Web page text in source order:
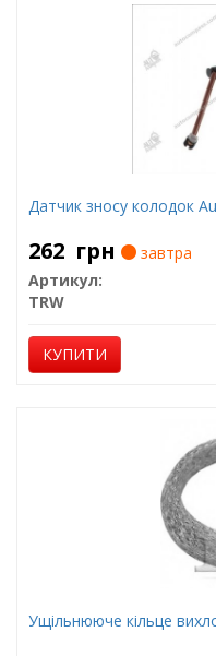
Датчик зносу колодок
262 грн
завтра
Артикул:
TRW
КУПИТИ
Ущільнююче кільце